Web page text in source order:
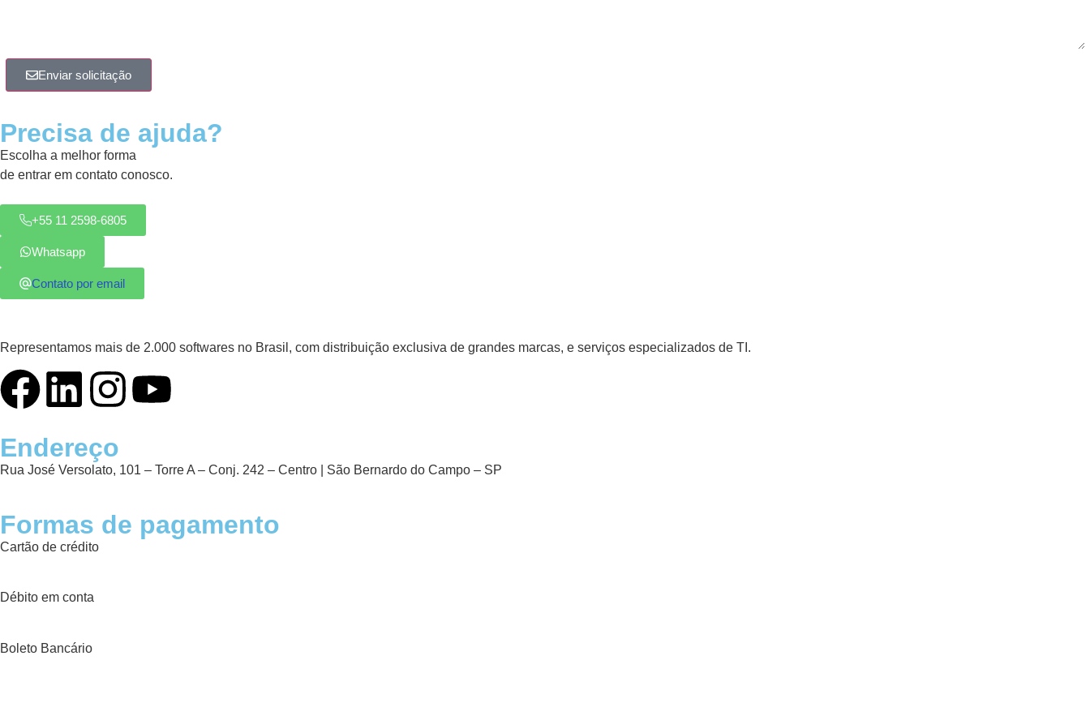
Enviar solicitação
Precisa de ajuda?
Escolha a melhor forma
de entrar em contato conosco.
+55 11 2598-6805
Whatsapp
Contato por email
Representamos mais de 2.000 softwares no Brasil, com distribuição exclusiva de grandes marcas, e serviços especializados de TI.
Endereço
Rua José Versolato, 101 – Torre A – Conj. 242 – Centro | São Bernardo do Campo – SP
Formas de pagamento
Cartão de crédito
Débito em conta
Boleto Bancário